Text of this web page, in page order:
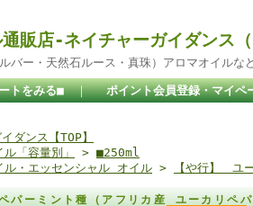
販店-ネイチャーガイダンス（
ー・天然石ルース・真珠）アロマオイルな
トをみる■ ｜ ポイント会員登録・マイペ
ダンス【TOP】
「容量別」 > ■250ml
ル・エッセンシャル オイル > 【や行】 ユ
パーミント種（アフリカ産 ユーカリペ